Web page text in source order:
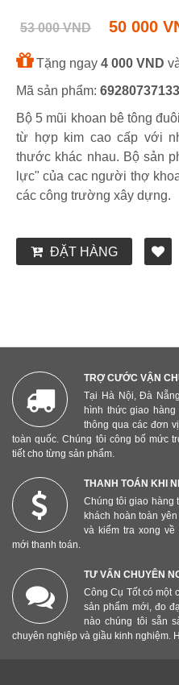
53 000 VND 50 000
Tặng ngay 4 000 VND
Mã sản phẩm:
Bộ 5 mũi khoan bê tông
từ hợp kim cao cấp với
thước khác nhau. Bộ sản
lực" của cac người thợ
các công trường xây dựng.
ĐẶT HÀNG
TRỢ CƯỚC VẬN
Tại Hà Nội, Đà
hình thức giao hàng
thông qua các đơn
toàn quốc. Chúng tôi công bố mức
tiết cho từng sản phẩm.
THANH TOÁN KHI
Chúng tôi giao hàng
khách hoàn toàn
và kiểm tra xong
mới thanh toán.
TƯ VẤN CHUYÊN
Công Cụ Tốt có một
sản phẩm mới, đo
nào chúng tôi sẵn
chuyên nghiệp và giầu kinh nghiệm.